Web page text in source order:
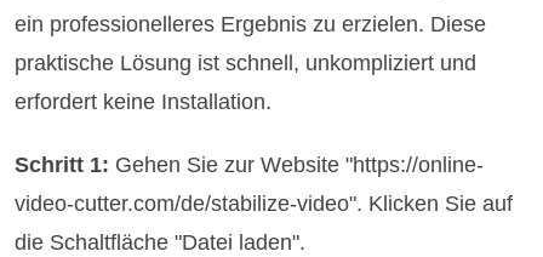
ein professionelleres Ergebnis zu erzielen. Diese
praktische Lösung ist schnell, unkompliziert und
erfordert keine Installation.
Schritt 1: Gehen Sie zur Website "https://online-
video-cutter.com/de/stabilize-video". Klicken Sie auf
die Schaltfläche "Datei laden".